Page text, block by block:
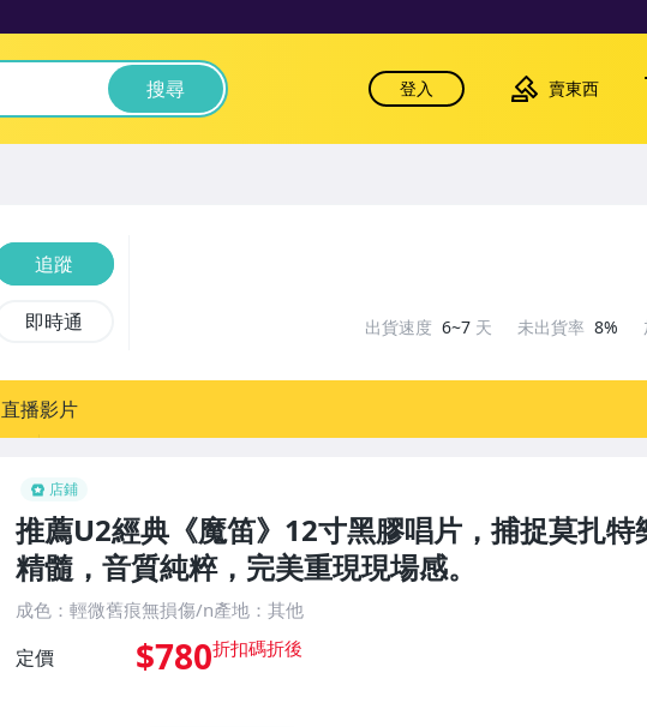
搜尋 登入 賣東西
店鋪
推薦U2經典《魔笛》12寸黑膠唱片，捕捉莫扎特
精髓，音質純粹，完美重現現場感。
成色：輕微舊痕無損傷/n產地：其他
定價 $780
追蹤
即時通 出貨速度 6~7 天 未出貨率 8%
直播影片